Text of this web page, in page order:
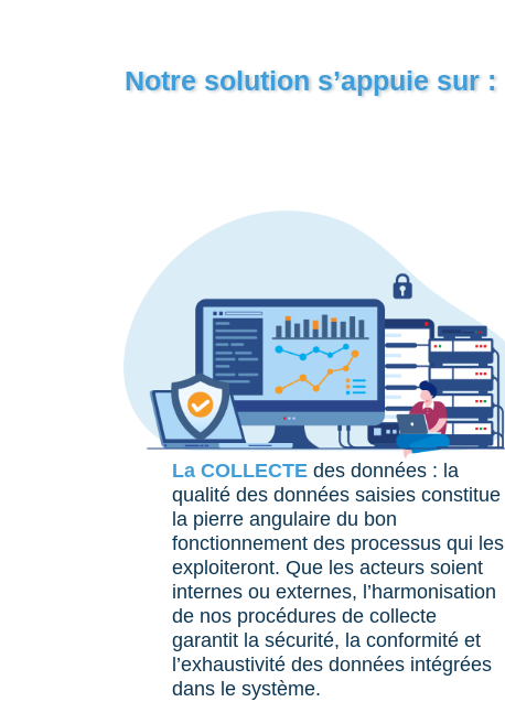
Notre solution s’appuie sur :
La COLLECTE des données : la
qualité des données saisies constitue
la pierre angulaire du bon
fonctionnement des processus qui les
exploiteront. Que les acteurs soient
internes ou externes, l’harmonisation
de nos procédures de collecte
garantit la sécurité, la conformité et
l’exhaustivité des données intégrées
dans le système.